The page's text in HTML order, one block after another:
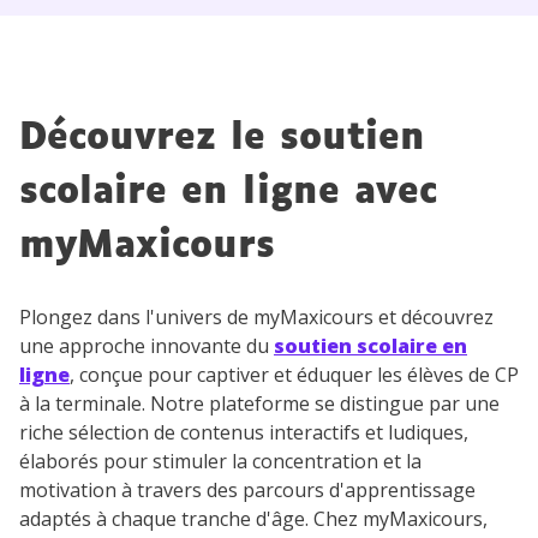
Découvrez le soutien
scolaire en ligne avec
myMaxicours
Plongez dans l'univers de myMaxicours et découvrez
une approche innovante du soutien scolaire en
ligne, conçue pour captiver et éduquer les élèves de CP
à la terminale. Notre plateforme se distingue par une
riche sélection de contenus interactifs et ludiques,
élaborés pour stimuler la concentration et la
motivation à travers des parcours d'apprentissage
adaptés à chaque tranche d'âge. Chez myMaxicours,
désinscription présent dans chaque newsletter. Pour
en savoir plus sur la gestion de vos données
personnelles et pour exercer vos droits, vous pouvez
consulternotre charte.